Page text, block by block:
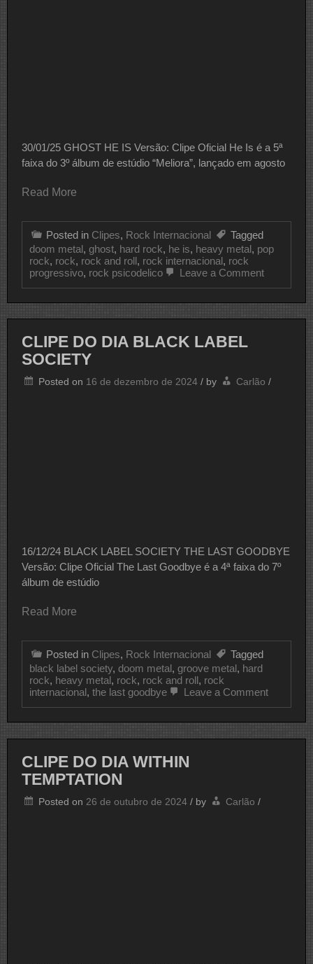
30/01/25 GHOST HE IS Versão: Clipe Oficial He Is é a 5ª
faixa do 3º álbum de estúdio “Meliora”, lançado em agosto
Read More
Posted in Clipes, Rock Internacional
Tagged
doom metal, ghost, hard rock, he is, heavy metal, pop
rock, rock, rock and roll, rock internacional, rock
progressivo, rock psicodelico Leave a Commenton
GHOST
CLIPE DO DIA BLACK LABEL
SOCIETY
Posted on 16 de dezembro de 2024 / by Carlão /
16/12/24 BLACK LABEL SOCIETY THE LAST GOODBYE
Versão: Clipe Oficial The Last Goodbye é a 4ª faixa do 7º
álbum de estúdio
Read More
Posted in Clipes, Rock Internacional
Tagged
black label society, doom metal, groove metal, hard
rock, heavy metal, rock, rock and roll, rock
internacional, the last goodbye Leave a Commenton
BLACK
CLIPE DO DIA WITHIN
TEMPTATION
Posted on 26 de outubro de 2024 / by Carlão /